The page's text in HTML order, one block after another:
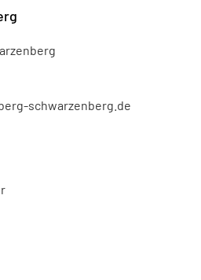
schwarzenberg.de